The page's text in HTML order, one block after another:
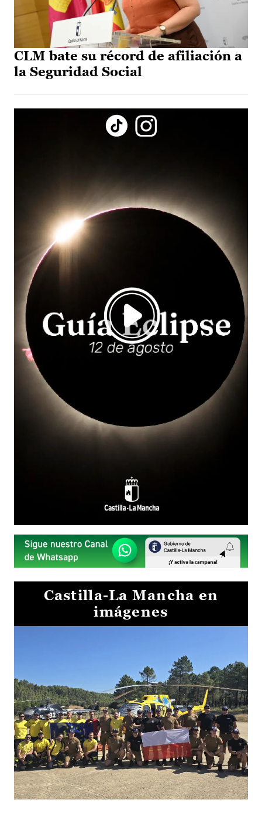
CLM bate su récord de afiliación a
la Seguridad Social
Castilla-La Mancha en
imágenes